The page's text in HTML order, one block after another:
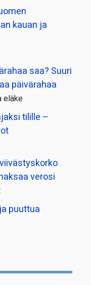
kauan ja
saa? Suuri
päivärahaa
eläke
tilille –
verosi
puuttua